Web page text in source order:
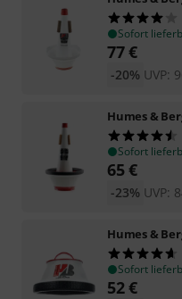
Sofort
77€
UVP:
-20%
Humes &
Sofort
65€
UVP:
-23%
Humes &
Sofort
52€